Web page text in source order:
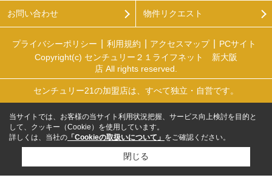
お問い合わせ 物件リクエスト
プライバシーポリシー 利用規約 アクセスマップ
PCサイト
Copyright(c) センチュリー２１ライフネット 新大阪
店 All rights reserved.
センチュリー21の加盟店は、すべて独立・自営です。
当サイトでは、お客様の当サイト利用状況把握、サービス向上検討を目的と
して、クッキー（Cookie）を使用しています。
詳しくは、当社の 「Cookieの取扱いについて」 をご確認ください。
閉じる